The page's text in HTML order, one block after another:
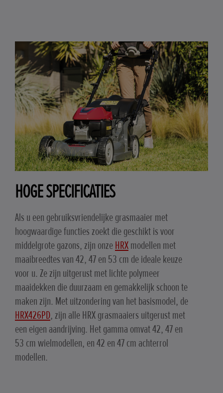
HOGE SPECIFICATIES
Als u een gebruiksvriendelijke grasmaaier met
hoogwaardige functies zoekt die geschikt is voor
middelgrote gazons, zijn onzeHRXmodellen met
maaibreedtes van 42, 47 en 53 cm de ideale keuze
voor u. Ze zijn uitgerust met lichte polymeer
maaidekken die duurzaam en gemakkelijk schoon te
maken zijn. Met uitzondering van het basismodel, de
HRX426PD, zijn alle HRX grasmaaiers uitgerust met
een eigen aandrijving. Het gamma omvat 42, 47 en
53 cm wielmodellen, en 42 en 47 cm achterrol
modellen.